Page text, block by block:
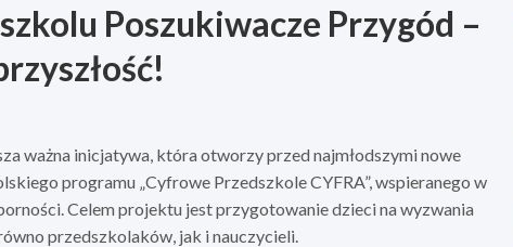
Poszukiwacze Przygód –
ważna inicjatywa, która otworzy przed najmłodszymi nowe
programu „Cyfrowe Przedszkole CYFRA”, wspieranego w
Celem projektu jest przygotowanie dzieci na wyzwania
przedszkolaków, jak i nauczycieli.